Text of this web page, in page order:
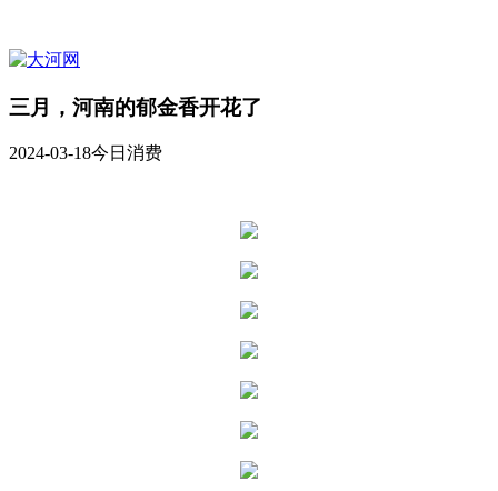
三月，河南的郁金香开花了
2024-03-18今日消费